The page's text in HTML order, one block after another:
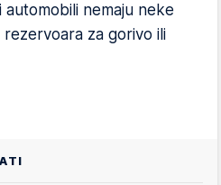
nemaju neke
za gorivo ili